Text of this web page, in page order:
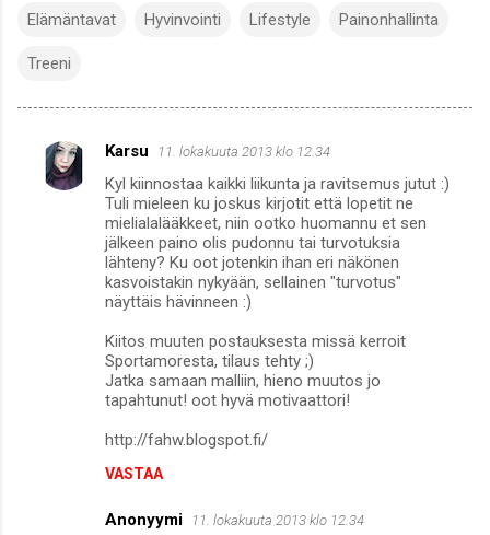
Elämäntavat Hyvinvointi Lifestyle Painonhallinta
Treeni
K
o
Karsu 11. lokakuuta 2013 klo 12.34
Kyl kiinnostaa kaikki liikunta ja ravitsemus jutut :)
Tuli mieleen ku joskus kirjotit että lopetit ne
mielialalääkkeet, niin ootko huomannu et sen
jälkeen paino olis pudonnu tai turvotuksia
lähteny? Ku oot jotenkin ihan eri näkönen
kasvoistakin nykyään, sellainen "turvotus"
näyttäis hävinneen :)
Kiitos muuten postauksesta missä kerroit
Sportamoresta, tilaus tehty ;)
Jatka samaan malliin, hieno muutos jo
tapahtunut! oot hyvä motivaattori!
http://fahw.blogspot.fi/
VASTAA
Anonyymi 11. lokakuuta 2013 klo 12.34